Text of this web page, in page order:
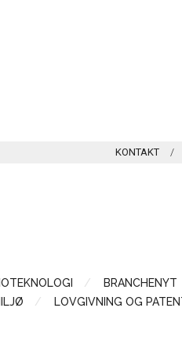
KONTAKT
BRANCHENYT
LOVGIVNING OG